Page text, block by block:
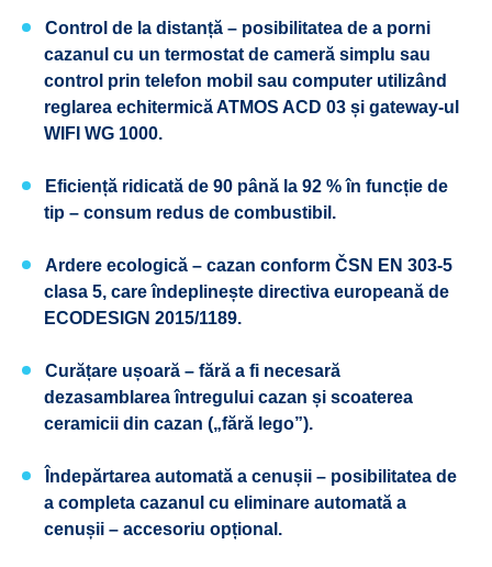
Control de la distanță – posibilitatea de a porni
cazanul cu un termostat de cameră simplu sau
control prin telefon mobil sau computer utilizând
reglarea echitermică ATMOS ACD 03 și gateway-ul
WIFI WG 1000.
Eficiență ridicată de 90 până la 92 % în funcție de
tip – consum redus de combustibil.
Ardere ecologică – cazan conform ČSN EN 303-5
clasa 5, care îndeplinește directiva europeană de
ECODESIGN 2015/1189.
Curățare ușoară – fără a fi necesară
dezasamblarea întregului cazan și scoaterea
ceramicii din cazan („fără lego”).
Îndepărtarea automată a cenușii – posibilitatea de
a completa cazanul cu eliminare automată a
cenușii – accesoriu opțional.